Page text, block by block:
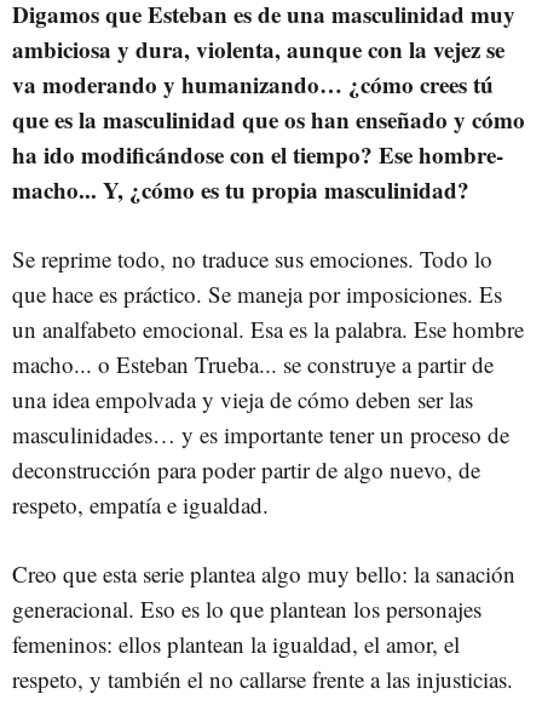
Digamos que Esteban es de una masculinidad muy
ambiciosa y dura, violenta, aunque con la vejez se
va moderando y humanizando… ¿cómo crees tú
que es la masculinidad que os han enseñado y cómo
ha ido modificándose con el tiempo? Ese hombre-
macho... Y, ¿cómo es tu propia masculinidad?
Se reprime todo, no traduce sus emociones. Todo lo
que hace es práctico. Se maneja por imposiciones. Es
un analfabeto emocional. Esa es la palabra. Ese hombre
macho... o Esteban Trueba... se construye a partir de
una idea empolvada y vieja de cómo deben ser las
masculinidades… y es importante tener un proceso de
deconstrucción para poder partir de algo nuevo, de
respeto, empatía e igualdad.
Creo que esta serie plantea algo muy bello: la sanación
generacional. Eso es lo que plantean los personajes
femeninos: ellos plantean la igualdad, el amor, el
respeto, y también el no callarse frente a las injusticias.